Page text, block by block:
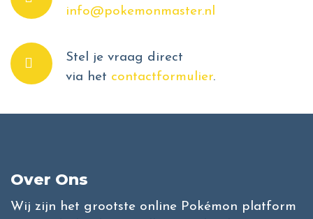
info@pokemonmaster.nl
Stel je vraag direct
via het contactformulier.
Over Ons
Wij zijn het grootste online Pokémon platform